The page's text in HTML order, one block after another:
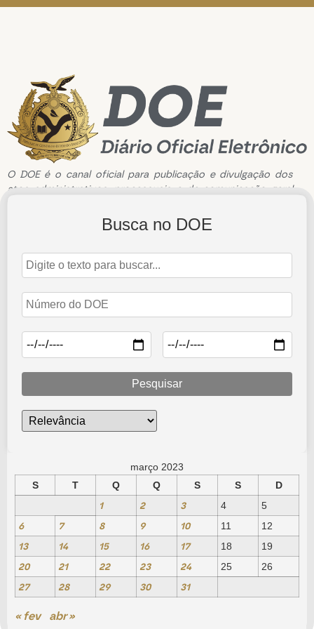
O DOE é o canal oficial para publicação e divulgação dos
atos administrativos, processuais e de comunicação geral
Edição de n°3021 de 27 de março de 2023
27 de março de 2023
Abrir Edição
Busca no DOE
Pesquisar
março 2023
S
T Q Q S S D
1 2 3 4 5
6 7 8 9 10 11 12
13 14 15 16 17 18 19
20 21 22 23 24 25 26
27 28 29 30 31
« fev abr »